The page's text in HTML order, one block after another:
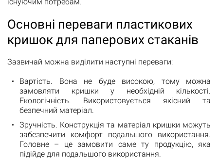
Основні переваги пластикових
кришок для паперових стаканів
Зазвичай можна виділити наступні переваги:
Вартість. Вона не буде високою, тому можна
замовляти кришки у необхідній кількості.
Екологічність. Використовується якісний та
безпечний матеріал.
Зручність. Конструкція та матеріал кришки можуть
забезпечити комфорт подальшого використання.
Головне – це замовити саме ту продукцію, яка
підійде для подальшого використання.